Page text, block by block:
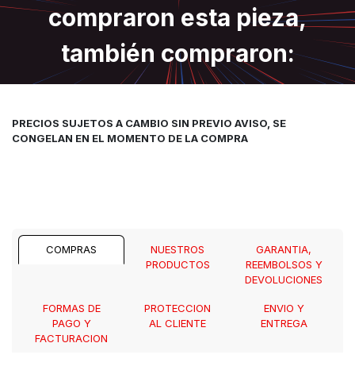
compraron esta pieza,
también compraron:
PRECIOS SUJETOS A CAMBIO SIN PREVIO AVISO, SE
CONGELAN EN EL MOMENTO DE LA COMPRA
COMPRAS
NUESTROS
PRODUCTOS
GARANTIA,
REEMBOLSOS Y
DEVOLUCIONES
FORMAS DE
PAGO Y
FACTURACION
PROTECCION
AL CLIENTE
ENVIO Y
ENTREGA